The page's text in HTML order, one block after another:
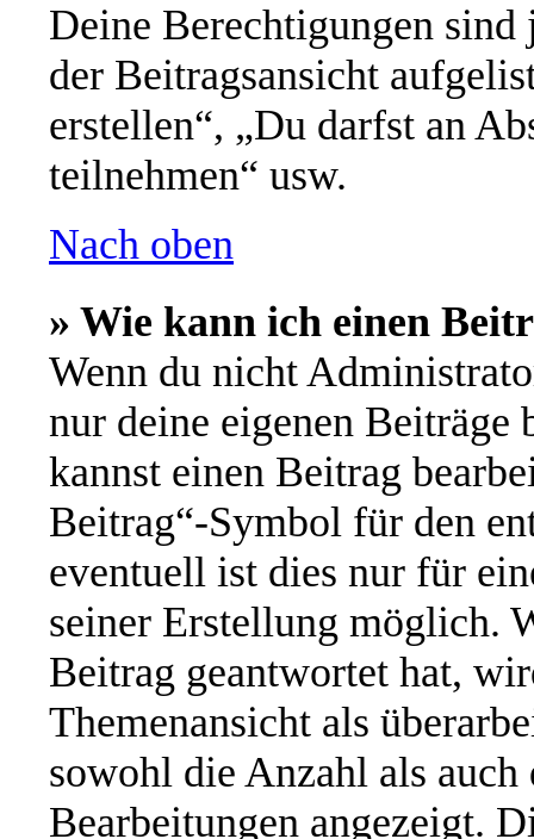
Deine Berechtigungen
der Beitragsansicht
erstellen“, „Du darfst an
teilnehmen“ usw.
Nach oben
» Wie kann ich einen
Wenn du nicht
nur deine eigenen Beiträge
kannst einen Beitrag
Beitrag“-Symbol für den
eventuell ist dies nur für
seiner Erstellung möglich.
Beitrag geantwortet hat,
Themenansicht als
sowohl die Anzahl als
Bearbeitungen angezeigt.